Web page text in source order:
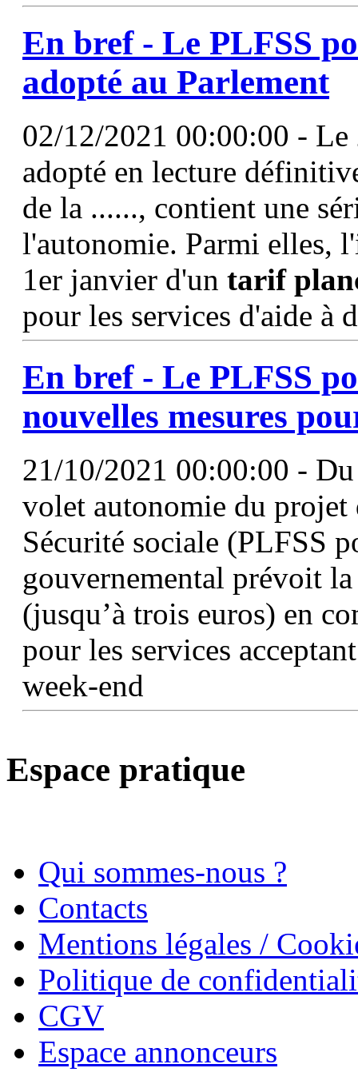
En bref - Le PLFSS
adopté au Parlement
02/12/2021 00:00:00 - Le
adopté en lecture
de la ......, contient une
l'autonomie. Parmi elles,
1er janvier d'un tarif
pour les services d'aide
En bref - Le PLFSS
nouvelles mesures
21/10/2021 00:00:00 -
volet autonomie du
Sécurité sociale (PLFSS
gouvernemental prévoit
(jusqu’à trois euros) en
pour les services
week-end
Espace pratique
Qui sommes-nous ?
Contacts
Mentions légales /
Politique de
CGV
Espace annonceurs